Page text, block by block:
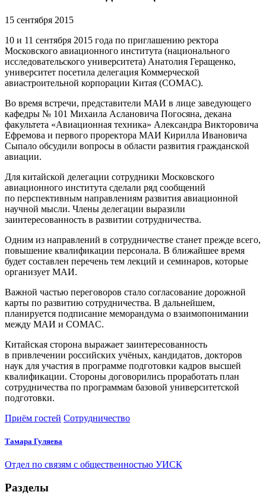
15 сентября 2015
10 и 11 сентября 2015 года по приглашению ректора
Московского авиационного института (национального
исследовательского университета) Анатолия Геращенко,
университет посетила делегация Коммерческой
авиастроительной корпорации Китая (COMAC).
Во время встречи, представители МАИ в лице заведующего
кафедры № 101 Михаила Аслановича Погосяна, декана
факультета «Авиационная техника» Александра Викторовича
Ефремова и первого проректора МАИ Кирилла Ивановича
Сыпало обсудили вопросы в области развития гражданской
авиации.
Для китайской делегации сотрудники Московского
авиационного института сделали ряд сообщений
по перспективным направлениям развития авиационной
научной мысли. Члены делегации выразили
заинтересованность в развитии сотрудничества.
Одним из направлений в сотрудничестве станет прежде всего,
повышение квалификации персонала. В ближайшее время
будет составлен перечень тем лекций и семинаров, которые
организует МАИ.
Важной частью переговоров стало согласование дорожной
карты по развитию сотрудничества. В дальнейшем,
планируется подписание меморандума о взаимопонимании
между МАИ и COMAC.
Китайская сторона выражает заинтересованность
в привлечении российских учёных, кандидатов, докторов
наук для участия в программе подготовки кадров высшей
квалификации. Стороны договорились проработать план
сотрудничества по программам базовой университетской
подготовки.
Приём гостей Сотрудничество
Тамара Гуляева
Отдел по связям с общественностью УИСК
Разделы